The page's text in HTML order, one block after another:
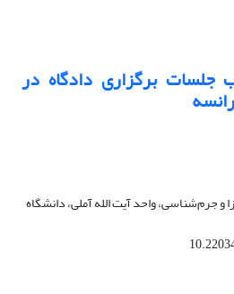
جلسات برگزاری دادگاه در
جرم‌شناسی، واحد آیت الله آملی، دانشگاه